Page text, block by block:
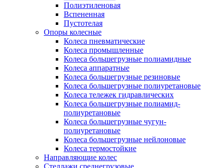
Полиэтиленовая
Вспененная
Пустотелая
Опоры колесные
Колеса пневматические
Колеса промышленные
Колеса большегрузные полиамидные
Колеса аппаратные
Колеса большегрузные резиновые
Колеса большегрузные полиуретановые
Колеса тележек гидравлических
Колеса большегрузные полиамид-
полиуретановые
Колеса большегрузные чугун-
полиуретановые
Колеса большегрузные нейлоновые
Колеса термостойкие
Направляющие колес
Стеллажи среднегрузовые